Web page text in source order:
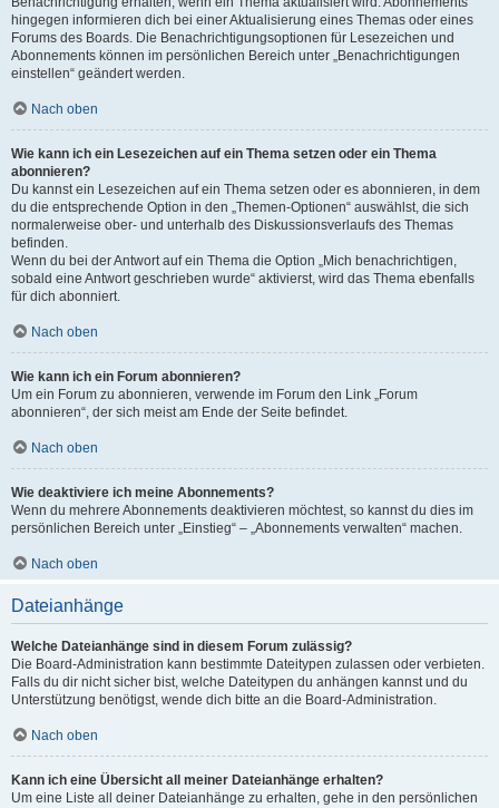
hingegen informieren dich bei einer Aktualisierung eines Themas oder eines
Forums des Boards. Die Benachrichtigungsoptionen für Lesezeichen und
Abonnements können im persönlichen Bereich unter „Benachrichtigungen
einstellen“ geändert werden.
Nach oben
Wie kann ich ein Lesezeichen auf ein Thema setzen oder ein Thema
abonnieren?
Du kannst ein Lesezeichen auf ein Thema setzen oder es abonnieren, in dem
du die entsprechende Option in den „Themen-Optionen“ auswählst, die sich
normalerweise ober- und unterhalb des Diskussionsverlaufs des Themas
befinden.
Wenn du bei der Antwort auf ein Thema die Option „Mich benachrichtigen,
sobald eine Antwort geschrieben wurde“ aktivierst, wird das Thema ebenfalls
für dich abonniert.
Nach oben
Wie kann ich ein Forum abonnieren?
Um ein Forum zu abonnieren, verwende im Forum den Link „Forum
abonnieren“, der sich meist am Ende der Seite befindet.
Nach oben
Wie deaktiviere ich meine Abonnements?
Wenn du mehrere Abonnements deaktivieren möchtest, so kannst du dies im
persönlichen Bereich unter „Einstieg“ – „Abonnements verwalten“ machen.
Nach oben
Dateianhänge
Welche Dateianhänge sind in diesem Forum zulässig?
Die Board-Administration kann bestimmte Dateitypen zulassen oder verbieten.
Falls du dir nicht sicher bist, welche Dateitypen du anhängen kannst und du
Unterstützung benötigst, wende dich bitte an die Board-Administration.
Nach oben
Kann ich eine Übersicht all meiner Dateianhänge erhalten?
Um eine Liste all deiner Dateianhänge zu erhalten, gehe in den persönlichen